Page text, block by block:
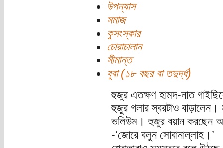
উপন্যাস
সমাজ
কুসংস্কার
চোরাচালান
সীমান্ত
যুবা (১৮ বছর বা তদুর্দ্ধ)
হুজুর এতক্ষণ হামদ-নাত
হুজুর গলার স্বরটাও বাড়ালেন।
ভলিউম। হুজুর বয়ান করছেন
-‘জোরে বলুন সোবানাল্লাহ।’